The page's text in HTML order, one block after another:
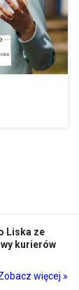
Liska ze
kurierów
więcej »